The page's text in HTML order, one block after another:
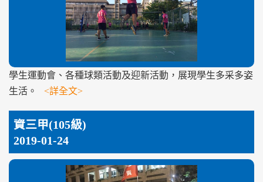
學生運動會、各種球類活動及迎新活動，展現學生多采多姿
生活。 <詳全文>
資三甲(105級)
2019-01-24